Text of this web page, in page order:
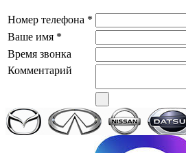
Номер телефона *
Ваше имя *
Время звонка
Комментарий